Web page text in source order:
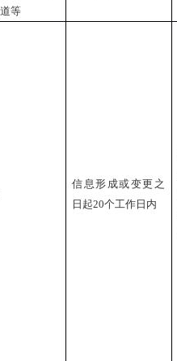
等
信息形成或变更之
日起20个工作日内